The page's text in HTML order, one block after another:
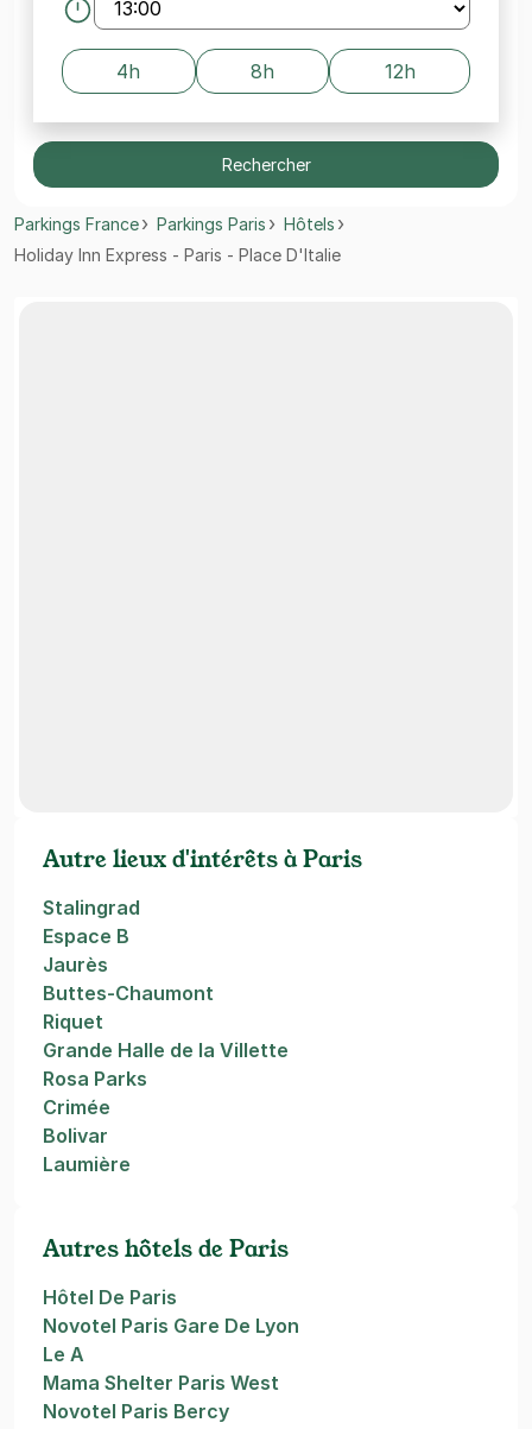
4h 8h 12h
Rechercher
Parkings France Parkings Paris
Hôtels
Holiday Inn Express - Paris - Place D'Italie
Autre lieux d'intérêts à Paris
Stalingrad
Espace B
Jaurès
Buttes-Chaumont
Riquet
Grande Halle de la Villette
Rosa Parks
Crimée
Bolivar
Laumière
Autres hôtels de Paris
Hôtel De Paris
Novotel Paris Gare De Lyon
Le A
Mama Shelter Paris West
Novotel Paris Bercy